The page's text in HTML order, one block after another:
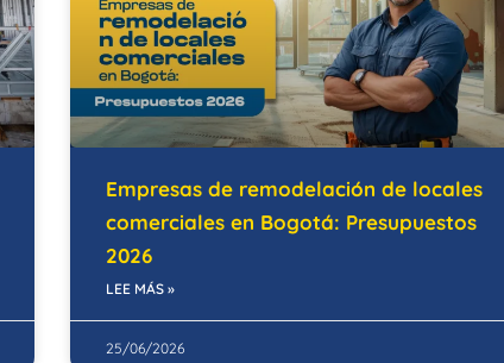
Empresas de remodelación de locales
comerciales en Bogotá: Presupuestos
2026
LEE MÁS »
25/06/2026